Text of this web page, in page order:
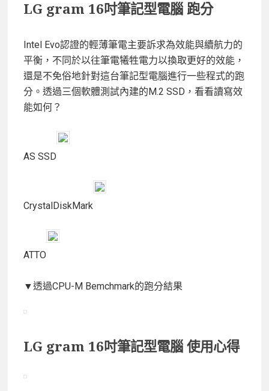
LG gram 16吋筆記型電腦 跑分
Intel Evo認證的輕薄筆電主要訴求為效能與續航力的
平衡，不同於以往筆電犧牲電力以換取更好的效能，
還是不免俗地針對這台筆記型電腦進行一些程式的跑
分。透過三個軟體測試內建的M.2 SSD，看看讀寫效
能如何？
AS SSD
CrystalDiskMark
ATTO
▼透過CPU-M Bemchmark的跑分結果
LG gram 16吋筆記型電腦 使用心得